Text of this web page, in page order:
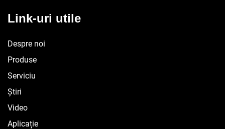
Link-uri utile
Despre noi
Produse
Serviciu
Știri
Video
Aplicație